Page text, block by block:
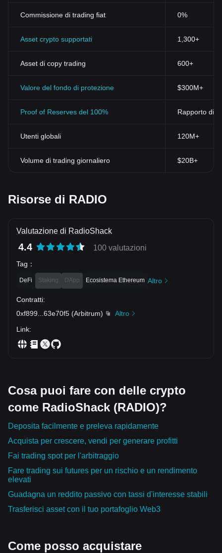
verificata all'interno della rete blockchain, rendendo quasi
Decentralizzazione
governo. Le decisioni vengono prese dalla rete stessa, che è
natura decentralizzata elimina il rischio di manipolazione da parte
Immunità ai Problemi Economici Tradizionali
Le criptovalute sono immuni da problemi economici tradizionali
limitata, il che significa che l'offerta non può essere manipolata
Conclusion
Le criptovalute stanno trasformando il panorama economico
rimangono un'innovazione incredibilmente promettente che ha il
comprendere il loro valore e il ruolo che stanno giocando nel
definire il futuro della nostra economia. Questa comprensione
può aiutare individui e organizzazioni a fare scelte informate sul
Commissione di trading fiat 0%
Asset crypto supportati 1,300+
Asset di copy trading 600+
Valore del fondo di protezione $300M+
Proof of Reserves del 100% Rapporto di
Utenti globali 120M+
Volume di trading giornaliero $20B+
Risorse di RADIO
Valutazione di RadioShack
4.4 100 valutazioni
Tag ：
DeFi Staking DApp Ecosistema Ethereum Altro
Contratti:
0xf899
63e70f5 (Arbitrum)
Altro
Link:
Cosa puoi fare con delle crypto
come RadioShack (RADIO)?
Deposita facilmente e preleva rapidamente
Acquista per crescere, vendi per generare profitti
Fai trading spot per l'arbitraggio
Fare trading sui futures per un rischio e un rendimento
elevati
Guadagna un reddito passivo con tassi d'interesse stabili
Trasferisci asset con il tuo portafoglio Web3
Come posso acquistare